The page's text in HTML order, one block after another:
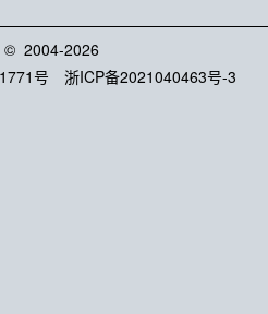
© 2004-2026
号
浙ICP备2021040463号-3